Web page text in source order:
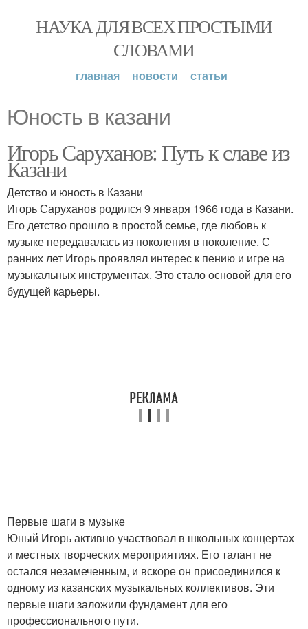
НАУКА ДЛЯ ВСЕХ ПРОСТЫМИ
СЛОВАМИ
главная новости статьи
Юность в казани
Игорь Саруханов: Путь к славе из
Казани
Детство и юность в Казани
Игорь Саруханов родился 9 января 1966 года в Казани.
Его детство прошло в простой семье, где любовь к
музыке передавалась из поколения в поколение. С
ранних лет Игорь проявлял интерес к пению и игре на
музыкальных инструментах. Это стало основой для его
будущей карьеры.
Первые шаги в музыке
Юный Игорь активно участвовал в школьных концертах
и местных творческих мероприятиях. Его талант не
остался незамеченным, и вскоре он присоединился к
одному из казанских музыкальных коллективов. Эти
первые шаги заложили фундамент для его
профессионального пути.